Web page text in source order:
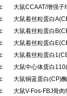
大鼠CCAAT/增强
大鼠着丝粒蛋白
大鼠着丝粒蛋白
大鼠着丝粒蛋白
大鼠着丝粒蛋白
大鼠中心体蛋白
大鼠铜蓝蛋白(CP)
大鼠V-Fos-FBJ骨